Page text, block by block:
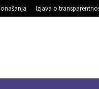
Izjava o